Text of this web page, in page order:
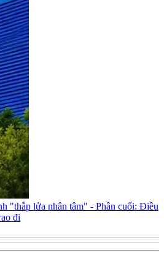
"thắp lửa nhân tâm" - Phần cuối: Điều
đi